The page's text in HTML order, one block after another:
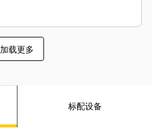
加载更多
标配设备